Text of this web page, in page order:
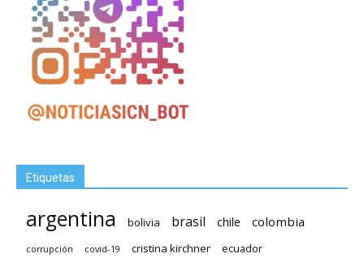
Etiquetas
argentina bolivia brasil chile colombia
corrupción covid-19 cristina kirchner ecuador